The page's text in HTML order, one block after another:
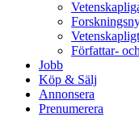
Författar-
Jobb
Köp & Sälj
Annonsera
Prenumerera